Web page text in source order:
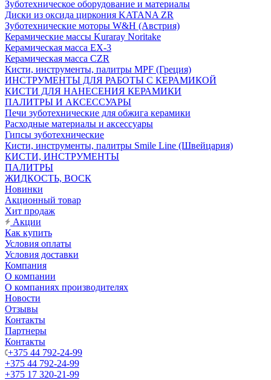
Зуботехническое оборудование и материалы
Диски из оксида циркония KATANA ZR
Зуботехнические моторы W&H (Австрия)
Керамические массы Kuraray Noritake
Керамическая масса EX-3
Керамическая масса CZR
Кисти, инструменты, палитры MPF (Греция)
ИНСТРУМЕНТЫ ДЛЯ РАБОТЫ С КЕРАМИКОЙ
КИСТИ ДЛЯ НАНЕСЕНИЯ КЕРАМИКИ
ПАЛИТРЫ И АКСЕССУАРЫ
Печи зуботехнические для обжига керамики
Расходные материалы и аксессуары
Гипсы зуботехнические
Кисти, инструменты, палитры Smile Line (Швейцария)
КИСТИ, ИНСТРУМЕНТЫ
ПАЛИТРЫ
ЖИДКОСТЬ, ВОСК
Новинки
Акционный товар
Хит продаж
Акции
Как купить
Условия оплаты
Условия доставки
Компания
О компании
О компаниях производителях
Новости
Отзывы
Контакты
Партнеры
Контакты
+375 44 792-24-99
+375 44 792-24-99
+375 17 320-21-99